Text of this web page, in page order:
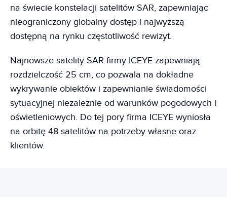
na świecie konstelacji satelitów SAR, zapewniając
nieograniczony globalny dostęp i najwyższą
dostępną na rynku częstotliwość rewizyt.
Najnowsze satelity SAR firmy ICEYE zapewniają
rozdzielczość 25 cm, co pozwala na dokładne
wykrywanie obiektów i zapewnianie świadomości
sytuacyjnej niezależnie od warunków pogodowych i
oświetleniowych. Do tej pory firma ICEYE wyniosła
na orbitę 48 satelitów na potrzeby własne oraz
klientów.